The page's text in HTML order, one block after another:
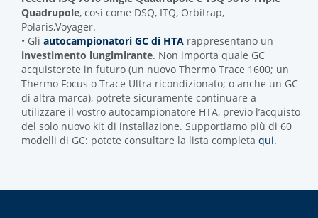
Quadrupole, così come DSQ, ITQ, Orbitrap,
Polaris,Voyager.
• Gli autocampionatori GC di HTA rappresentano un
investimento lungimirante. Non importa quale GC
acquisterete in futuro (un nuovo Thermo Trace 1600; un
Thermo Focus o Trace Ultra ricondizionato; o anche un GC
di altra marca), potrete sicuramente continuare a
utilizzare il vostro autocampionatore HTA, previo l’acquisto
del solo nuovo kit di installazione. Supportiamo più di 60
modelli di GC: potete consultare la lista completa qui.